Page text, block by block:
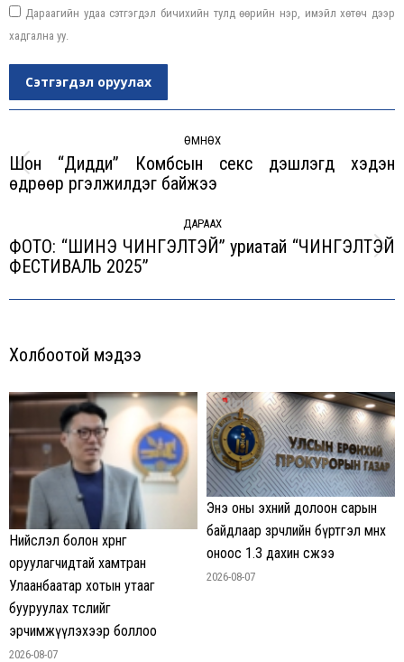
Дараагийн удаа сэтгэгдэл бичихийн тулд өөрийн нэр, имэйл хөтөч дээр
хадгална уу.
Сэтгэгдэл оруулах
navigation
ӨМНӨХ
Previous
Шон “Дидди” Комбсын секс үдэшлэгүүд хэдэн
өдрөөр үргэлжилдэг байжээ
ДАРААХ
Next
ФОТО: “ШИНЭ ЧИНГЭЛТЭЙ” уриатай “ЧИНГЭЛТЭЙ
ФЕСТИВАЛЬ 2025”
Холбоотой мэдээ
Нийслэл болон хөрөнгө
оруулагчидтай хамтран
Улаанбаатар хотын утааг
бууруулах төслийг
эрчимжүүлэхээр боллоо
2026-08-07
Энэ оны эхний долоон сарын
байдлаар зөрчлийн бүртгэл өмнөх
оноос 1.3 дахин өсжээ
2026-08-07